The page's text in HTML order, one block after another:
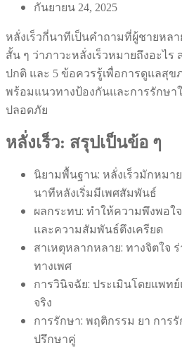
กันยายน 24, 2025
หลั่งเร็วกี่นาทีเป็นคำถามที่ผู้ชายหล
สั้น ๆ ว่าภาวะหลั่งเร็วหมายถึงอะไร
ปกติ และ 5 ข้อควรรู้เพื่อการดูแลสุข
พร้อมแนวทางป้องกันและการรักษา
ปลอดภัย
หลั่งเร็ว: สรุปเป็นข้อ ๆ
นิยามพื้นฐาน: หลั่งเร็วมักหมา
นาทีหลังเริ่มมีเพศสัมพันธ์
ผลกระทบ: ทำให้ความพึงพอใ
และความสัมพันธ์ตึงเครียด
สาเหตุหลากหลาย: ทางจิตใจ
ทางเพศ
การวินิจฉัย: ประเมินโดยแพท
จริง
การรักษา: พฤติกรรม ยา การ
ปรึกษาคู่